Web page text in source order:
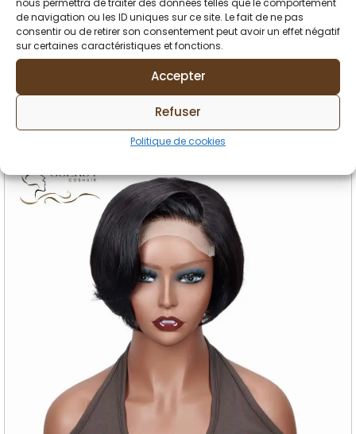
de navigation ou les ID uniques sur ce site. Le fait de ne pas
consentir ou de retirer son consentement peut avoir un effet négatif
sur certaines caractéristiques et fonctions.
Accepter
Refuser
Politique de cookies
100% Naturelle
260,99€
AJOUTER AU PANIER